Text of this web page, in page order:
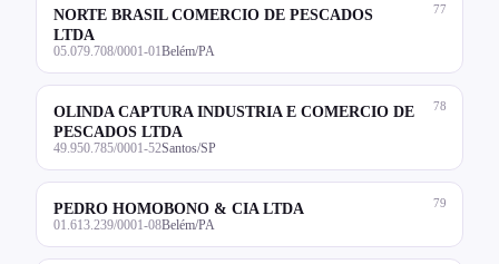
77
NORTE BRASIL COMERCIO DE PESCADOS
LTDA
05.079.708/0001-01 Belém/PA
78
OLINDA CAPTURA INDUSTRIA E COMERCIO DE
PESCADOS LTDA
49.950.785/0001-52Santos/SP
79
PEDRO HOMOBONO & CIA LTDA
01.613.239/0001-08Belém/PA